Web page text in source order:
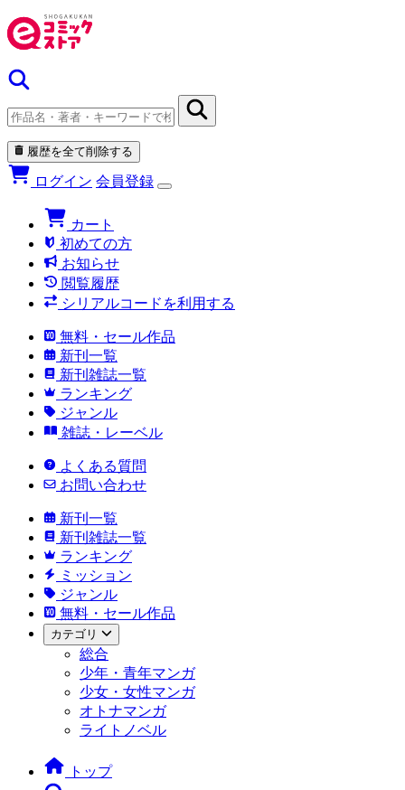
履歴を全て削除する
ログイン 会員登録
カート
初めての方
お知らせ
閲覧履歴
シリアルコードを利用する
無料・セール作品
新刊一覧
新刊雑誌一覧
ランキング
ジャンル
雑誌・レーベル
よくある質問
お問い合わせ
新刊一覧
新刊雑誌一覧
ランキング
ミッション
ジャンル
無料・セール作品
カテゴリ
総合
少年・青年マンガ
少女・女性マンガ
オトナマンガ
ライトノベル
トップ